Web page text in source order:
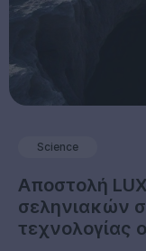
Science
Αποστολή
σεληνιακών
τεχνολογίας